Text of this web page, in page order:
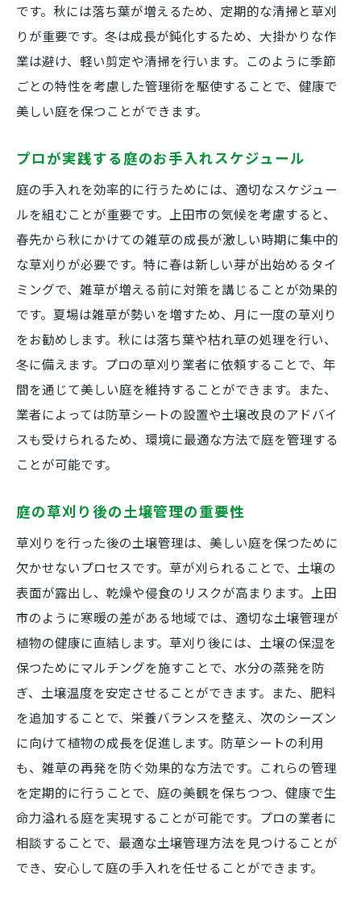
です。秋には落ち葉が増えるため、定期的な清掃と草刈
りが重要です。冬は成長が鈍化するため、大掛かりな作
業は避け、軽い剪定や清掃を行います。このように季節
ごとの特性を考慮した管理術を駆使することで、健康で
美しい庭を保つことができます。
プロが実践する庭のお手入れスケジュール
庭の手入れを効率的に行うためには、適切なスケジュー
ルを組むことが重要です。上田市の気候を考慮すると、
春先から秋にかけての雑草の成長が激しい時期に集中的
な草刈りが必要です。特に春は新しい芽が出始めるタイ
ミングで、雑草が増える前に対策を講じることが効果的
です。夏場は雑草が勢いを増すため、月に一度の草刈り
をお勧めします。秋には落ち葉や枯れ草の処理を行い、
冬に備えます。プロの草刈り業者に依頼することで、年
間を通じて美しい庭を維持することができます。また、
業者によっては防草シートの設置や土壌改良のアドバイ
スも受けられるため、環境に最適な方法で庭を管理する
ことが可能です。
庭の草刈り後の土壌管理の重要性
草刈りを行った後の土壌管理は、美しい庭を保つために
欠かせないプロセスです。草が刈られることで、土壌の
表面が露出し、乾燥や侵食のリスクが高まります。上田
市のように寒暖の差がある地域では、適切な土壌管理が
植物の健康に直結します。草刈り後には、土壌の保湿を
保つためにマルチングを施すことで、水分の蒸発を防
ぎ、土壌温度を安定させることができます。また、肥料
を追加することで、栄養バランスを整え、次のシーズン
に向けて植物の成長を促進します。防草シートの利用
も、雑草の再発を防ぐ効果的な方法です。これらの管理
を定期的に行うことで、庭の美観を保ちつつ、健康で生
命力溢れる庭を実現することが可能です。プロの業者に
相談することで、最適な土壌管理方法を見つけることが
でき、安心して庭の手入れを任せることができます。